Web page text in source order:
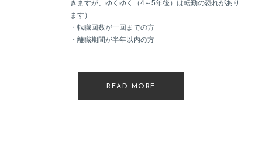
きますが、ゆくゆく（4～5年後）は転勤の恐れがあり
ます）
・転職回数が一回までの方
・離職期間が半年以内の方
READ MORE